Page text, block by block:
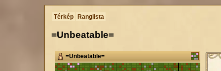
Térkép Ranglista
=Unbeatable=
=Unbeatable=